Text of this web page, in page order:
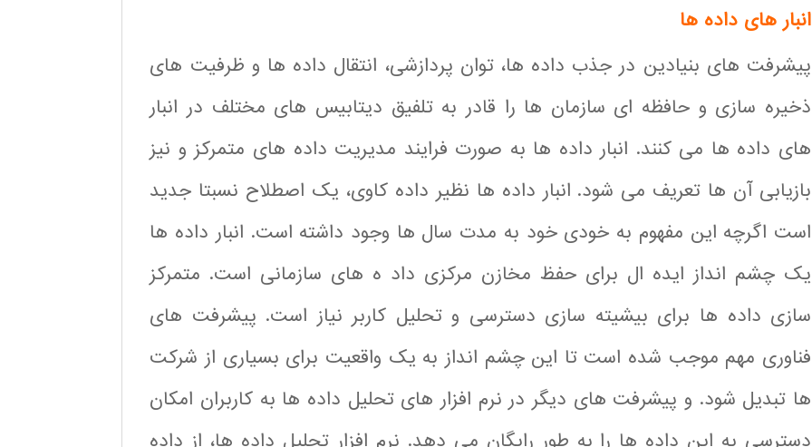
انبار های داده ها
پیشرفت های بنیادین در جذب داده ها، توان پردازشی، انتقال داده ها و ظرفیت های
ذخیره سازی و حافظه ای سازمان ها را قادر به تلفیق دیتابیس های مختلف در انبار
های داده ها می کنند. انبار داده ها به صورت فرایند مدیریت داده های متمرکز و نیز
بازیابی آن ها تعریف می شود. انبار داده ها نظیر داده کاوی، یک اصطلاح نسبتا جدید
است اگرچه این مفهوم به خودی خود به مدت سال ها وجود داشته است. انبار داده ها
یک چشم انداز ایده ال برای حفظ مخازن مرکزی داد ه های سازمانی است. متمرکز
سازی داده ها برای بیشیته سازی دسترسی و تحلیل کاربر نیاز است. پیشرفت های
فناوری مهم موجب شده است تا این چشم انداز به یک واقعیت برای بسیاری از شرکت
ها تبدیل شود. و پیشرفت های دیگر در نرم افزار های تحلیل داده ها به کاربران امکان
دسترسی به این داده ها را به طور رایگان می دهد. نرم افزار تحلیل داده ها، از داده